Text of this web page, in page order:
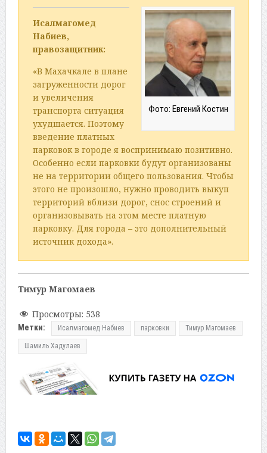
Фото: Евгений Костин
Исалмагомед
Набиев,
правозащитник:
«В Махачкале в плане
загруженности дорог
и увеличения
транспорта ситуация
ухудшается. Поэтому
введение платных
парковок в городе я воспринимаю позитивно.
Особенно если парковки будут организованы
не на территории общего пользования. Чтобы
этого не произошло, нужно проводить выкуп
территорий вблизи дорог, снос строений и
организовывать на этом месте платную
парковку. Для города – это дополнительный
источник дохода».
Тимур Магомаев
Просмотры: 538
Метки: Исалмагомед Набиев парковки Тимур Магомаев
Шамиль Хадулаев